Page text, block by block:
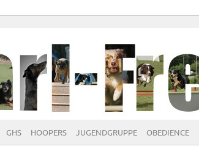
GHS HOOPERS JUGENDGRUPPE OBEDIENCE